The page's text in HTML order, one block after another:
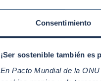
Consentimiento
¡Ser sostenible también es
En Pacto Mundial de la